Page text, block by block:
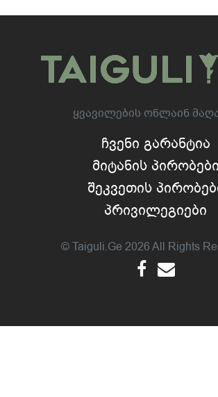
Ყვავილების Ონლაინ
Ჩვენი Გარანტია
Მიტანის Პირობები
Შეკვეთის
Პრივილეგიები
© Taiguli.ge 2026 All Rights